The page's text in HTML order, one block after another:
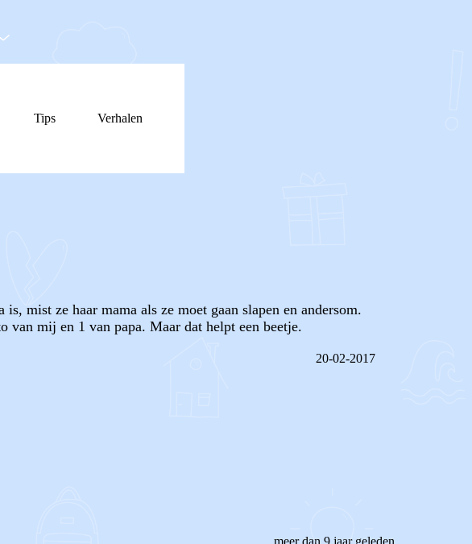
Tips Verhalen
mist ze haar mama als ze moet gaan slapen en andersom.
van mij en 1 van papa. Maar dat helpt een beetje.
20-02-2017
meer dan 9 jaar geleden